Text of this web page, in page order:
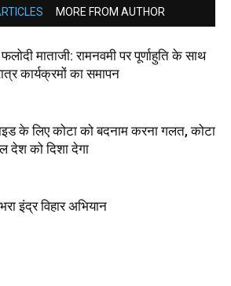
MORE FROM AUTHOR
माताजी: रामनवमी पर पूर्णाहुति के साथ
कार्यक्रमों का समापन
के लिए कोटा को बदनाम करना गलत, कोटा
देश को दिशा देगा
इंद्र विहार अभियान